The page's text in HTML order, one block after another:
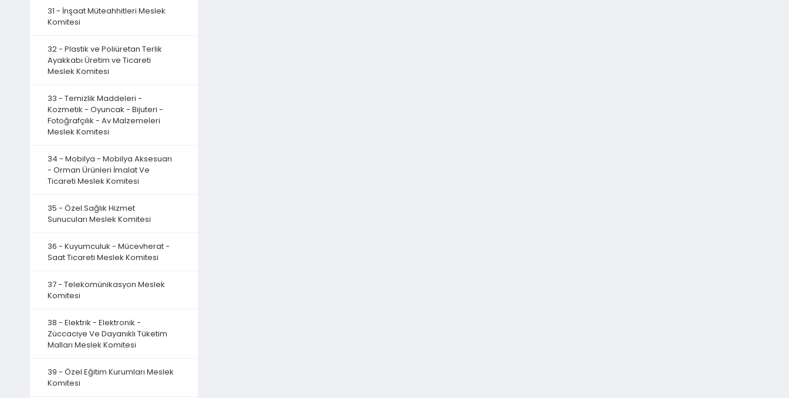
31 - İnşaat Müteahhitleri Meslek
Komitesi
32 - Plastik ve Poliüretan Terlik
Ayakkabı Üretim ve Ticareti
Meslek Komitesi
33 - Temizlik Maddeleri -
Kozmetik - Oyuncak - Bijuteri -
Fotoğrafçılık - Av Malzemeleri
Meslek Komitesi
34 - Mobilya - Mobilya Aksesuarı
- Orman Ürünleri İmalat Ve
Ticareti Meslek Komitesi
35 - Özel Sağlık Hizmet
Sunucuları Meslek Komitesi
36 - Kuyumculuk - Mücevherat -
Saat Ticareti Meslek Komitesi
37 - Telekomünikasyon Meslek
Komitesi
38 - Elektrik - Elektronik -
Züccaciye Ve Dayanıklı Tüketim
Malları Meslek Komitesi
39 - Özel Eğitim Kurumları Meslek
Komitesi